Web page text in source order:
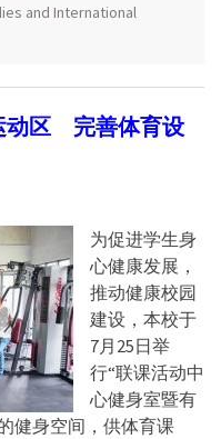
and International
动区 完善体育设
为促进学生身
心健康发展，
推动健康校园
建设，本校于
7月25日举
行“联课活动中
心健身室暨有
健身空间，供体育课